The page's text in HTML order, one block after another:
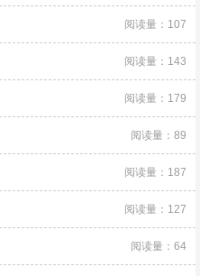
阅读量：107
阅读量：143
阅读量：179
阅读量：89
阅读量：187
阅读量：127
阅读量：64